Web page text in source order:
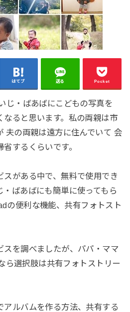
はてブ 送る Pocket
じ・ばあばにこどもの写真を
なると思います。私の両親は市
夫の両親は遠方に住んでいて 会
省するくらいです。
スがある中で、無料で使用でき
ばあばにも簡単に使ってもら
の便利な機能、共有フォトスト
スを調べましたが、パパ・ママ
ら選択肢は共有フォトストリー
アルバムを作る方法、共有する